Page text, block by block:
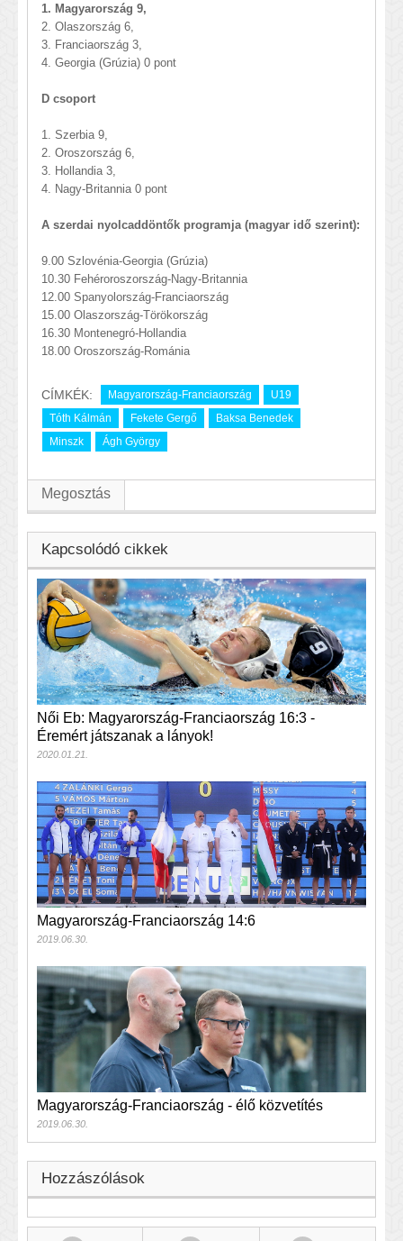
1. Magyarország 9,
2. Olaszország 6,
3. Franciaország 3,
4. Georgia (Grúzia) 0 pont
D csoport
1. Szerbia 9,
2. Oroszország 6,
3. Hollandia 3,
4. Nagy-Britannia 0 pont
A szerdai nyolcaddöntők programja (magyar idő szerint):
9.00 Szlovénia-Georgia (Grúzia)
10.30 Fehéroroszország-Nagy-Britannia
12.00 Spanyolország-Franciaország
15.00 Olaszország-Törökország
16.30 Montenegró-Hollandia
18.00 Oroszország-Románia
CÍMKÉK: Magyarország-Franciaország
U19
Tóth Kálmán
Fekete Gergő
Baksa Benedek
Minszk
Ágh György
Megosztás
Kapcsolódó cikkek
Női Eb: Magyarország-Franciaország 16:3 -
Éremért játszanak a lányok!
2020.01.21.
​Magyarország-Franciaország 14:6
2019.06.30.
Magyarország-Franciaország - élő közvetítés
2019.06.30.
Hozzászólások